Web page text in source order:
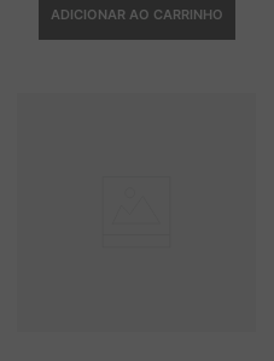
ADICIONAR AO CARRINHO